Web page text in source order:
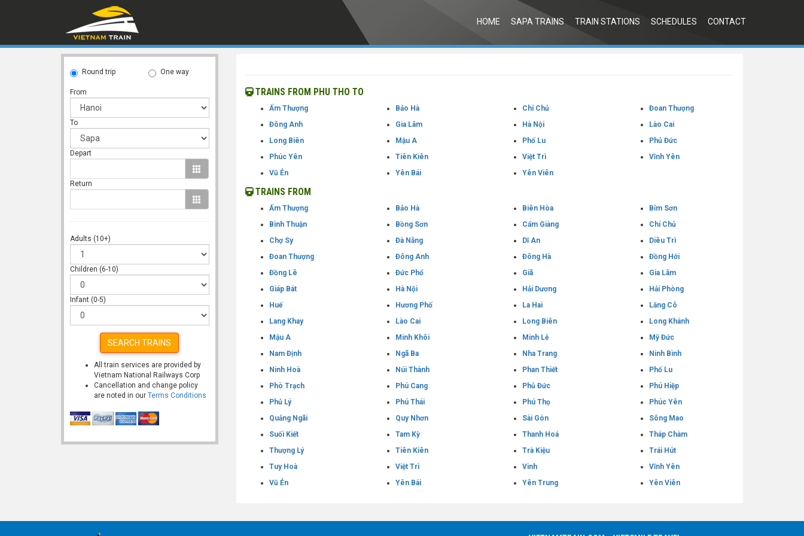
HOME SAPA TRAINS TRAIN STATIONS SCHEDULES CONTACT
Round trip One way
From
To
Depart
Return
Adults (10+)
Children (6-10)
Infant (0-5)
SEARCH TRAINS
All train services are provided by
Vietnam National Railways Corp
Cancellation and change policy
are noted in our Terms Conditions
TRAINS FROM PHU THO TO
Ấm Thượng Bảo Hà Chí Chủ
Đoan Thượng
Đông Anh
Gia Lâm Hà Nội
Lào Cai
Long Biên
Mậu A Phố Lu
Phủ Đức
Phúc Yên
Tiên Kiên Việt Trì
Vĩnh Yên
Vũ Ẻn
Yên Bái Yên Viên
TRAINS FROM
Ấm Thượng Bảo Hà Biên Hòa
Bỉm Sơn
Bình Thuận
Bồng Sơn Cẩm Giàng
Chí Chủ
Chợ Sy
Đà Nẵng Dĩ An
Diêu Trì
Đoan Thượng
Đông Anh Đông Hà
Đồng Hới
Đồng Lê
Đức Phổ Giã
Gia Lâm
Giáp Bát
Hà Nội Hải Dương
Hải Phòng
Huế
Hương Phố La Hai
Lăng Cô
Lang Khay
Lào Cai Long Biên
Long Khánh
Mậu A
Minh Khôi Minh Lễ
Mỹ Đức
Nam Định
Ngã Ba Nha Trang
Ninh Bình
Ninh Hoà
Núi Thành Phan Thiết
Phố Lu
Phò Trạch
Phú Cang Phủ Đức
Phú Hiệp
Phủ Lý
Phú Thái Phú Thọ
Phúc Yên
Quảng Ngãi
Quy Nhơn Sài Gòn
Sông Mao
Suối Kiết
Tam Kỳ Thanh Hoá
Tháp Chàm
Thượng Lý
Tiên Kiên Trà Kiệu
Trái Hút
Tuy Hoà
Việt Trì Vinh
Vĩnh Yên
Vũ Ẻn
Yên Bái Yên Trung Yên Viên